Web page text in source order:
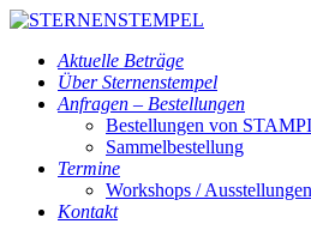
Aktuelle Beträge
Über Sternenstempel
Anfragen – Bestellungen
Bestellungen von
Sammelbestellung
Termine
Workshops / Ausstellungen
Kontakt